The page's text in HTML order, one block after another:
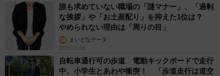
誰も求めていない職場の「謎マナー」、「過剰
な挨拶」や「お土産配り」を抑えた1位は？
やめられない理由は「周りの目」
まいどなデータ
2026.08.06
自転車通行可の歩道 電動キックボードで走行
中、小学生とあわや衝突！ 「歩道走行は道交